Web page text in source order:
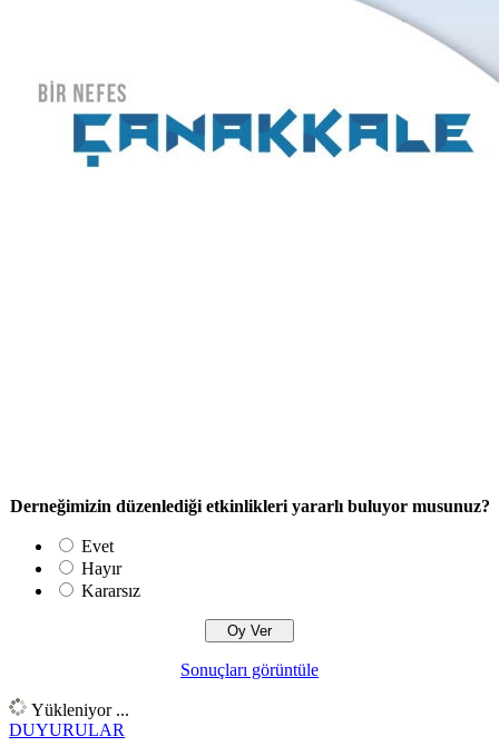
Derneğimizin düzenlediği etkinlikleri yararlı buluyor musunuz?
Evet
Hayır
Kararsız
Sonuçları görüntüle
Yükleniyor ...
DUYURULAR